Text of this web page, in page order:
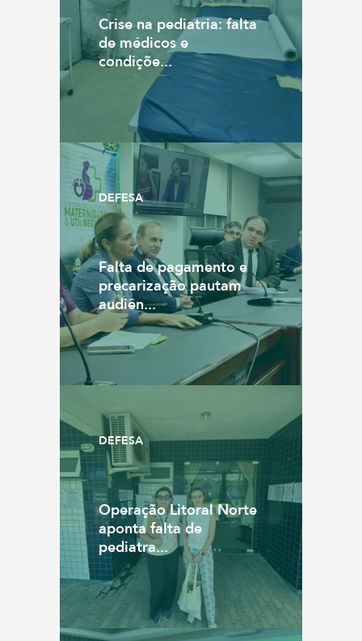
Crise na pediatria: falta
de médicos e
condiçõe...
DEFESA
Falta de pagamento e
precarização pautam
audiên...
DEFESA
Operação Litoral Norte
aponta falta de
pediatra...